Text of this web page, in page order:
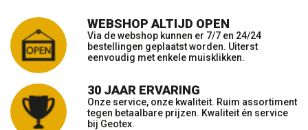
WEBSHOP ALTIJD OPEN
Via de webshop kunnen er 7/7 en 24/24
bestellingen geplaatst worden. Uiterst
eenvoudig met enkele muisklikken.
30 JAAR ERVARING
Onze service, onze kwaliteit. Ruim assortiment
tegen betaalbare prijzen. Kwaliteit én service
bij Geotex.